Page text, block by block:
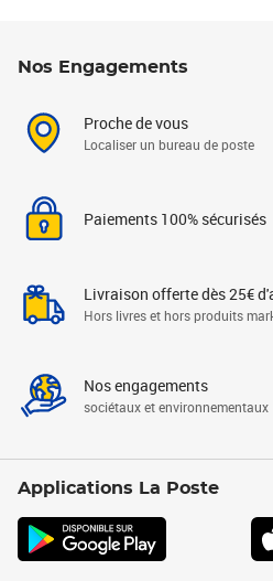
Nos Engagements
Proche de vous
Localiser un bureau de poste
Paiements 100% sécurisés
Livraison offerte dès 25€
Hors livres et hors produits
Nos engagements
sociétaux et environnementaux
Applications La Poste